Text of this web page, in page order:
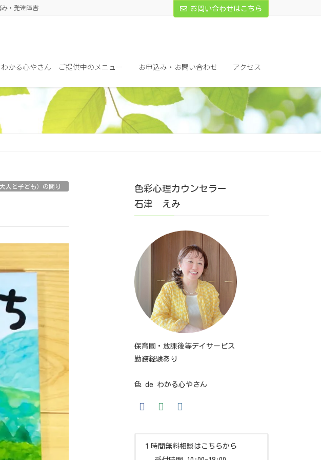
み・発達障害 お問い合わせはこちら
わかる心やさん ご提供中のメニュー お申込み・お問い合わせ アクセス
人と子ども）の関り
色彩心理カウンセラー
石津 えみ
保育園・放課後等デイサービス
勤務経験あり
色 de わかる心やさん
１時間無料相談はこちらから